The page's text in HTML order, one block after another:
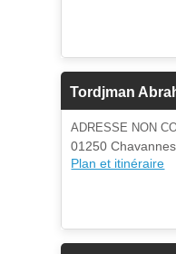
Tordjman
ADRESSE NON
01250
Plan et itinéraire